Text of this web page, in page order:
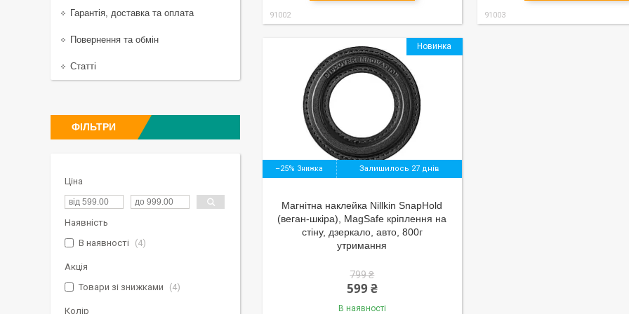
91002 91003
Новинка
–25% Залишилось 27 днів
Магнітна наклейка Nillkin SnapHold
(веган-шкіра), MagSafe кріплення на
стіну, дзеркало, авто, 800г
утримання
799 ₴
599 ₴
В наявності
Гарантія, доставка та оплата
Повернення та обмін
Статті
ФІЛЬТРИ
Ціна
Наявність
В наявності
4
Акція
Товари зі знижками
4
Колір